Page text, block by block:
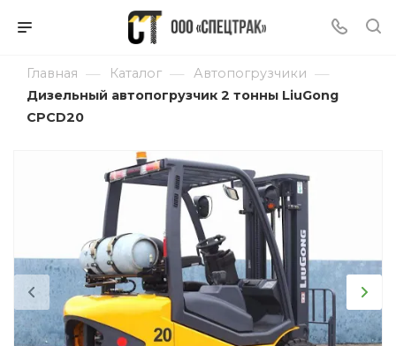
Главная — Каталог — Автопогрузчики —
Дизельный автопогрузчик 2 тонны LiuGong
CPCD20